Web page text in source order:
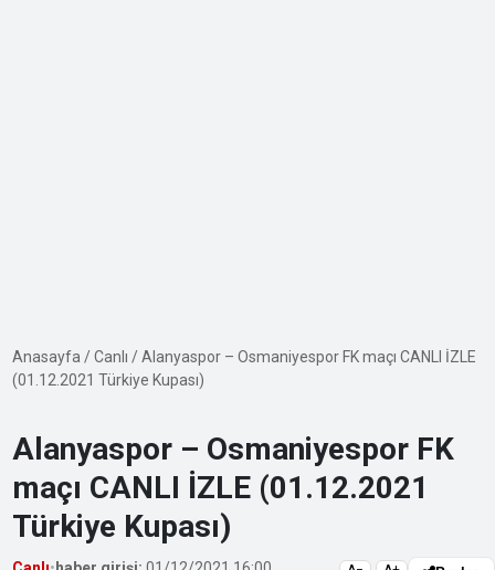
Anasayfa /Canlı /Alanyaspor – Osmaniyespor FK maçı CANLI İZLE
(01.12.2021 Türkiye Kupası)
Alanyaspor – Osmaniyespor FK
maçı CANLI İZLE (01.12.2021
Türkiye Kupası)